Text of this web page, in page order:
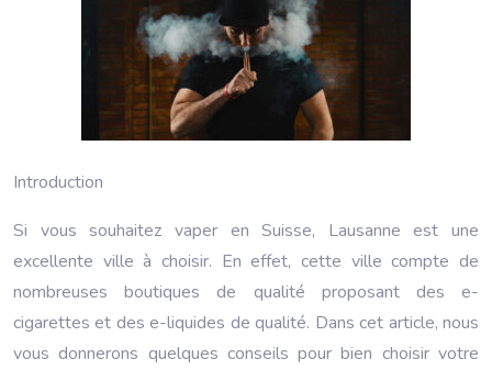
Introduction
Si vous souhaitez vaper en Suisse, Lausanne est une
excellente ville à choisir. En effet, cette ville compte de
nombreuses boutiques de qualité proposant des e-
cigarettes et des e-liquides de qualité. Dans cet article, nous
vous donnerons quelques conseils pour bien choisir votre